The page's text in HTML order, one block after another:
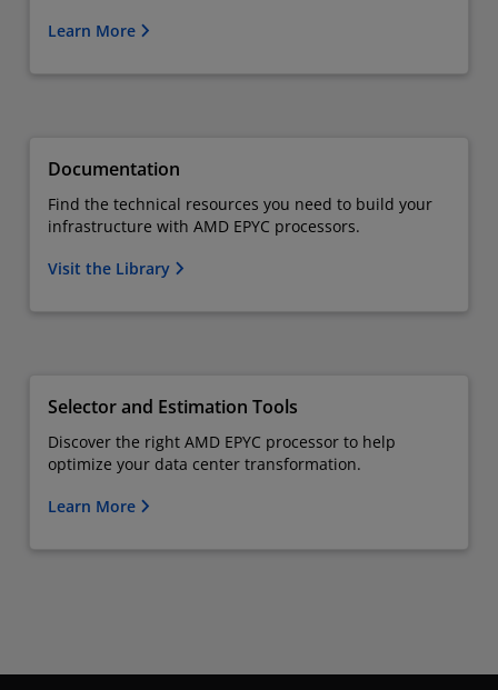
Learn More
Documentation
Find the technical resources you need to build your
infrastructure with AMD EPYC processors.
Visit the Library
Selector and Estimation Tools
Discover the right AMD EPYC processor to help
optimize your data center transformation.
Learn More